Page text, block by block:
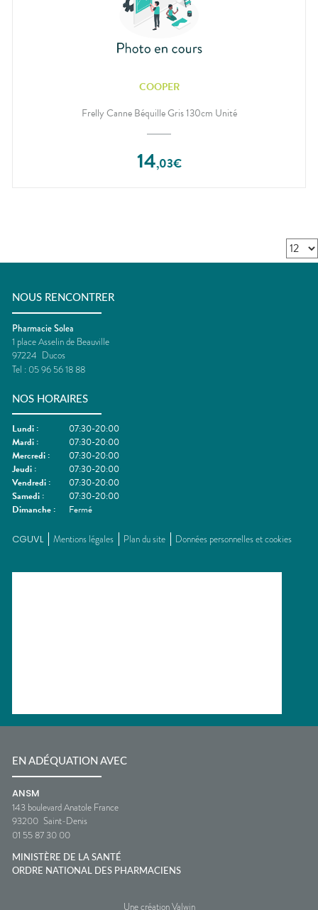
COOPER
Frelly Canne Béquille Gris 130cm Unité
14,03€
NOUS RENCONTRER
Pharmacie Solea
1 place Asselin de Beauville
97224 Ducos
Tel : 05 96 56 18 88
NOS HORAIRES
Lundi :
07:30-20:00
Mardi :
07:30-20:00
Mercredi :
07:30-20:00
Jeudi :
07:30-20:00
Vendredi :
07:30-20:00
Samedi :
07:30-20:00
Dimanche : Fermé
CGUVL Mentions légales Plan du site Données personnelles et cookies
EN ADÉQUATION AVEC
ANSM
143 boulevard Anatole France
93200 Saint-Denis
01 55 87 30 00
MINISTÈRE DE LA SANTÉ
ORDRE NATIONAL DES PHARMACIENS
Une création Valwin